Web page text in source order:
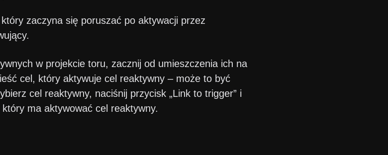
zaczyna się poruszać po aktywacji przez
w projekcie toru, zacznij od umieszczenia ich na
cel, który aktywuje cel reaktywny – może to być
cel reaktywny, naciśnij przycisk „Link to trigger” i
ma aktywować cel reaktywny.